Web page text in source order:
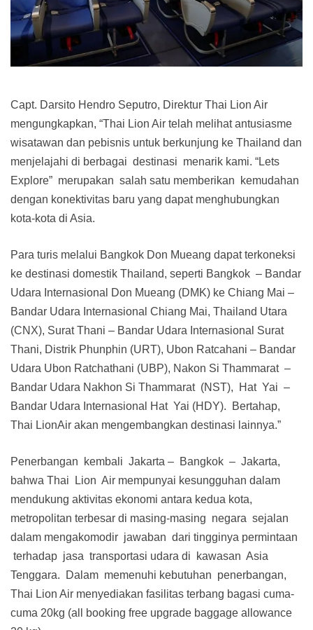
Capt. Darsito Hendro Seputro, Direktur Thai Lion Air
mengungkapkan, “Thai Lion Air telah melihat antusiasme
wisatawan dan pebisnis untuk berkunjung ke Thailand dan
menjelajahi di berbagai destinasi menarik kami. “Lets
Explore” merupakan salah satu memberikan kemudahan
dengan konektivitas baru yang dapat menghubungkan
kota-kota di Asia.
Para turis melalui Bangkok Don Mueang dapat terkoneksi
ke destinasi domestik Thailand, seperti Bangkok – Bandar
Udara Internasional Don Mueang (DMK) ke Chiang Mai –
Bandar Udara Internasional Chiang Mai, Thailand Utara
(CNX), Surat Thani – Bandar Udara Internasional Surat
Thani, Distrik Phunphin (URT), Ubon Ratcahani – Bandar
Udara Ubon Ratchathani (UBP), Nakon Si Thammarat –
Bandar Udara Nakhon Si Thammarat (NST), Hat Yai –
Bandar Udara Internasional Hat Yai (HDY). Bertahap,
Thai LionAir akan mengembangkan destinasi lainnya.”
Penerbangan kembali Jakarta – Bangkok – Jakarta,
bahwa Thai Lion Air mempunyai kesungguhan dalam
mendukung aktivitas ekonomi antara kedua kota,
metropolitan terbesar di masing-masing negara sejalan
dalam mengakomodir jawaban dari tingginya permintaan
terhadap jasa transportasi udara di kawasan Asia
Tenggara. Dalam memenuhi kebutuhan penerbangan,
Thai Lion Air menyediakan fasilitas terbang bagasi cuma-
cuma 20kg (all booking free upgrade baggage allowance